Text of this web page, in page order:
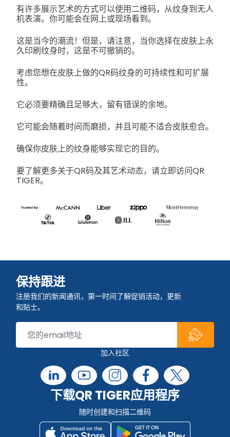
有许多展示艺术的方式可以使用二维码，从纹身到无人
机表演。你可能会在网上或现场看到。
这是当今的潮流！但是，请注意，当你选择在皮肤上永
久印刷纹身时，这是不可撤销的。
考虑您想在皮肤上做的QR码纹身的可持续性和可扩展
性。
它必须要精确且足够大，留有错误的余地。
它可能会随着时间而磨损，并且可能不适合皮肤愈合。
确保你皮肤上的纹身能够实现它的目的。
要了解更多关于QR码及其艺术动态，请立即访问QR
TIGER。
保持跟进
注册我们的新闻通讯，第一时间了解促销活动，更新
和贴士。
加入社区
下载QR TIGER应用程序
随时创建和扫描二维码